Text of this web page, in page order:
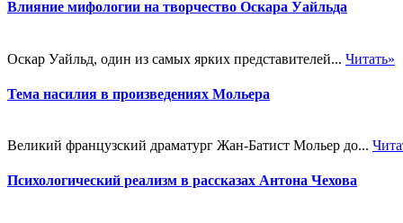
Влияние мифологии на творчество Оскара Уайльда
Оскар Уайльд, один из самых ярких представителей... Читать»
Тема насилия в произведениях Мольера
Великий французский драматург Жан-Батист Мольер до...
Психологический реализм в рассказах Антона Чехова